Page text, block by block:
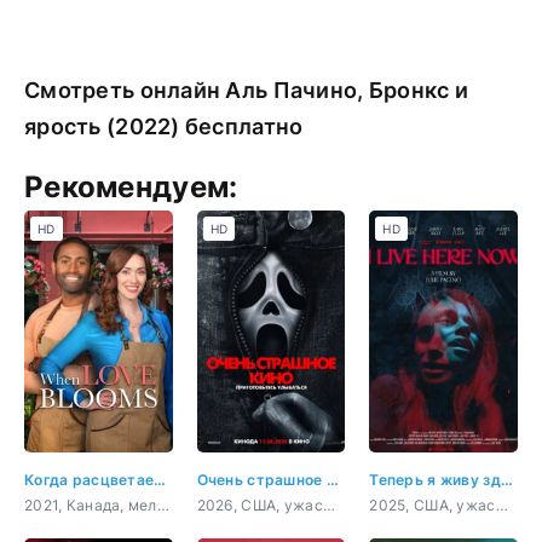
Смотреть онлайн Аль Пачино, Бронкс и
ярость (2022) бесплатно
Рекомендуем:
Когда расцветает любовь
2021, Канада, мелодрама, комедия
HD
Очень страшное кино 6
2026, США, ужасы, комедия
HD
Теперь я живу здесь
2025, США, ужасы, триллер, драма
HD